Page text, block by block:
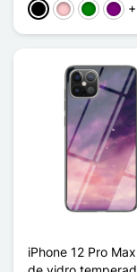
PretoRosaVerde
iPhone 12 Pro